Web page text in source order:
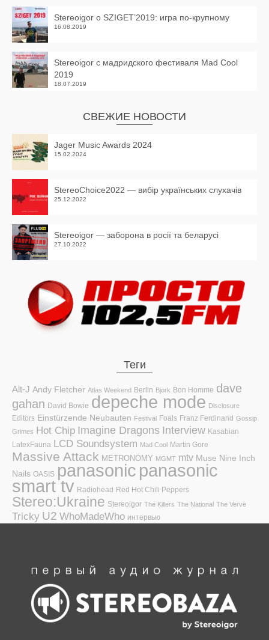
Stereoigor о SZIGET’2019: игра по-крупному
16.08.2019
Stereoigor с мадридского фестиваля Mad Cool
2019
18.07.2019
СВЕЖИЕ НОВОСТИ
Jager Music Awards 2024
15.02.2024
StereoChoice2022 — вибір українських слухачів
25.12.2022
Stereoigor — заборона в росії та беларусі
27.10.2022
Теги
Alt-J Andy Fletcher Atlas Weekend Berlin Bjork Bon Homme dave
gahan David Bowie depeche mode Disclosure
Editors Einstürzende Neubauten Festival Foals Franz Ferdinand Gossip
Grimes Hot Chip Imagine Dragons Interview Kasabian
LatexFauna LCD Soundsystem Mad Cool Martin Gore
Massive Attack METRONOMY MGMT mtv Muse Nine Inch
Nails OASIS panasonic panasonic
smart tv Radiohead Red Hot Chili Peppers
Stereo:Ukraine Stereoigor The Killers The National The Verve
Tricky U2 WhoMadeWho интервью